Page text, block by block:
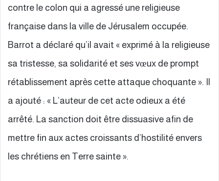
contre le colon qui a agressé une religieuse
française dans la ville de Jérusalem occupée.
Barrot a déclaré qu’il avait « exprimé à la religieuse
sa tristesse, sa solidarité et ses vœux de prompt
rétablissement après cette attaque choquante ». Il
a ajouté : « L’auteur de cet acte odieux a été
arrêté. La sanction doit être dissuasive afin de
mettre fin aux actes croissants d’hostilité envers
les chrétiens en Terre sainte ».